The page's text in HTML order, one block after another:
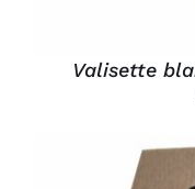
Valisette